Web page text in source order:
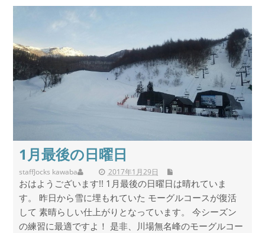
1月最後の日曜日
staff 2017年1月29日
Jocks kawaba
おはようございます!! 1月最後の日曜日は晴れていま
す。 昨日から雪に埋もれていた モーグルコースが復活
して 素晴らしい仕上がりとなっています。 今シーズン
の練習に最適ですよ！ 是非、川場無名峰のモーグルコー